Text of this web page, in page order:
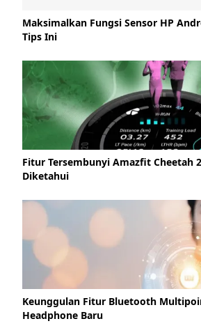
Maksimalkan Fungsi Sensor HP
Tips Ini
Fitur Tersembunyi Amazfit Cheetah
Diketahui
Keunggulan Fitur Bluetooth
Headphone Baru